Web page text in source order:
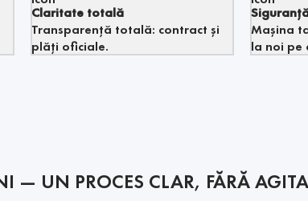
Claritate totală
Transparență totală: contract și
plăți oficiale.
Mașina
la noi pe
— UN PROCES CLAR, FĂRĂ